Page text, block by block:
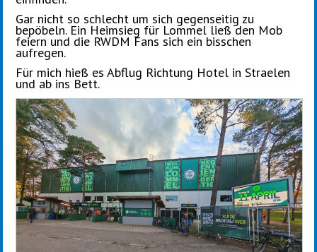
Gar nicht so schlecht um sich gegenseitig zu
bepöbeln. Ein Heimsieg für Lommel ließ den Mob
feiern und die RWDM Fans sich ein bisschen
aufregen.
Für mich hieß es Abflug Richtung Hotel in Straelen
und ab ins Bett.